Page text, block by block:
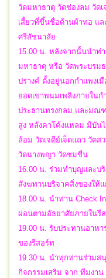
วัดมหาธาตุ วัดช่องลม วัด
เสี้ยวที่ขึ้นชื่อด้านผ้าทอ แล
ศรีสัชนาลัย
15.00 น. หลังจากนั้นนำท่
มหาธาตุ หรือ วัดพระบรมธ
ปรางค์ ตั้งอยู่นอกกำแพงเ
ยอดเขาพนมเพลิงภายใน
ประธานทรงกลม และมณ
สูง หลังคาโค้งแหลม มีบัน
ล้อม วัดเจดีย์เจ็ดแถว วัด
วัดนางพญา วัดชมชื่น
16.00 น. ร่วมทำบุญและบ
สังฆทานบริจาคสิ่งของให้
18.00 น. นำท่าน Check
ผ่อนตามอัธยาศัยภายในรี
19.00 น. รับประทานอาห
ของรีสอร์ท
19.30 น. นำทุกท่านร่วมส
กิจกรรมเสริม จาก ทีมงาน